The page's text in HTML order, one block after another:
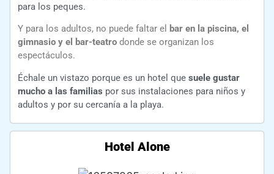
para los peques.
Y para los adultos, no puede faltar el bar en la piscina, el
gimnasio y el bar-teatro donde se organizan los
espectáculos.
Échale un vistazo porque es un hotel que suele gustar
mucho a las familias por sus instalaciones para niños y
adultos y por su cercanía a la playa.
Hotel Alone